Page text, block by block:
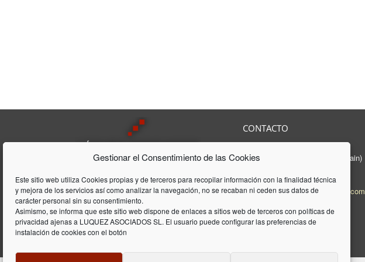
Gestionar el Consentimiento de las Cookies
Este sitio web utiliza Cookies propias y de terceros para recopilar información con la finalidad técnica
y mejora de los servicios así como analizar la navegación, no se recaban ni ceden sus datos de
carácter personal sin su consentimiento.
Asimismo, se informa que este sitio web dispone de enlaces a sitios web de terceros con políticas de
privacidad ajenas a LUQUEZ ASOCIADOS SL. El usuario puede configurar las preferencias de
instalación de cookies con el botón
Lúquez & ASSOCIATS, SL es una
Consultoría Laboral, que acumula
una trayectória de 20 años en el
ámbito laboral y de gestión de
empresas
CONTACTO
08208 Sabadell - Barcelona (Spain)
Fax:93 745 15 35
E-mail:mail@luquez-associats.com